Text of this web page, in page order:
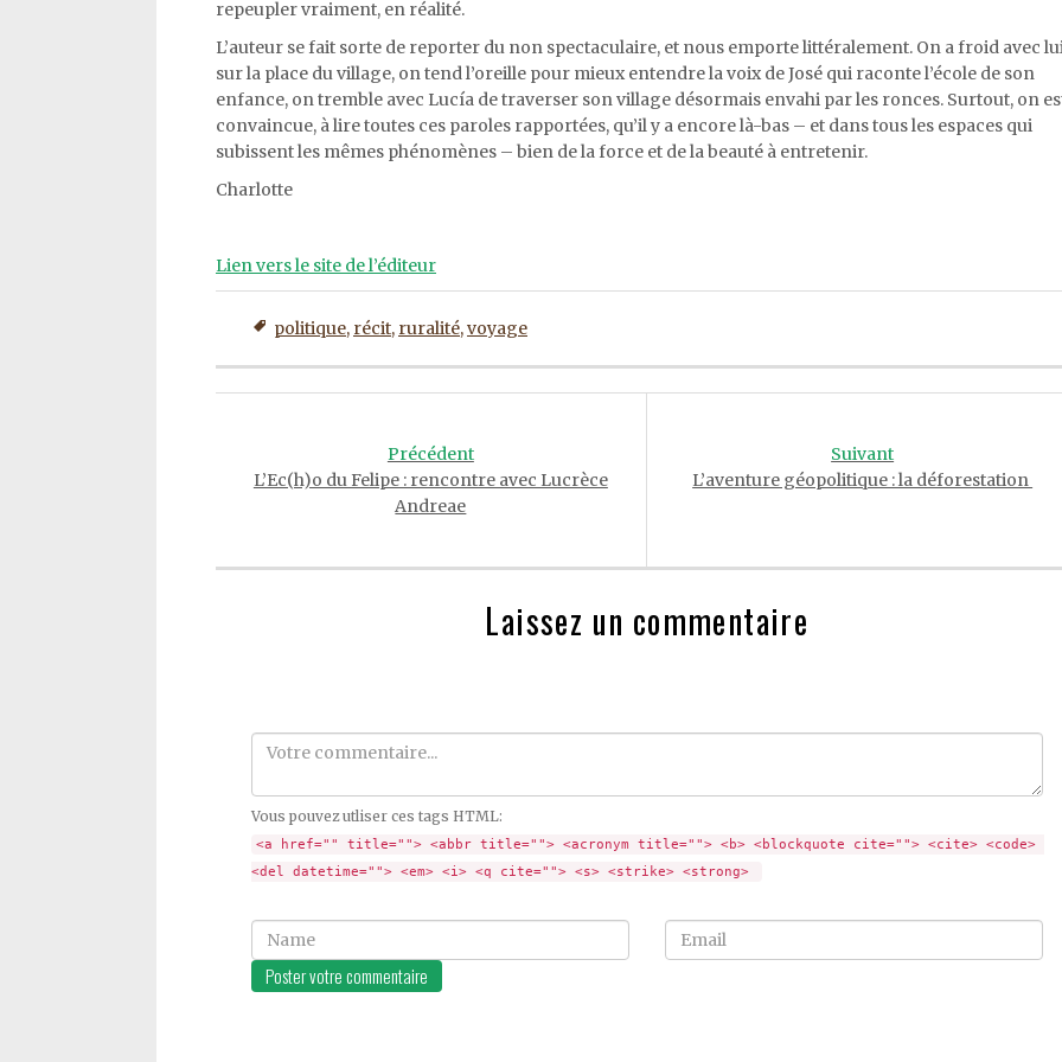
repeupler vraiment, en réalité.
L’auteur se fait sorte de reporter du non spectaculaire, et nous emporte littéralement. On a froid avec
sur la place du village, on tend l’oreille pour mieux entendre la voix de José qui raconte l’école de son
enfance, on tremble avec Lucía de traverser son village désormais envahi par les ronces. Surtout, on
convaincue, à lire toutes ces paroles rapportées, qu’il y a encore là-bas – et dans tous les espaces qui
subissent les mêmes phénomènes – bien de la force et de la beauté à entretenir.
Charlotte
Lien vers le site de l’éditeur
politique, récit, ruralité,voyage
Précédent
L’Ec(h)o du Felipe : rencontre avec Lucrèce
Andreae
Suivant
L’aventure géopolitique : la déforestation
Laissez un commentaire
Comment
Vous pouvez utliser ces tags HTML:
<a href="" title=""> <abbr title=""> <acronym title=""> <b> <blockquote cite=""> <cite> <code>
<del datetime=""> <em> <i> <q cite=""> <s> <strike> <strong>
Name Email